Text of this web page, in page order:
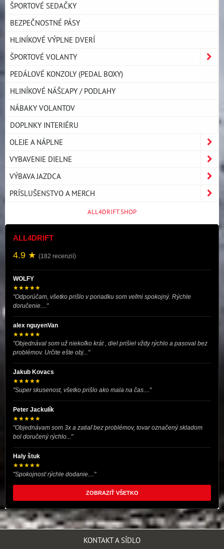
ŠPORTOVÉ SEDAČKY
BEZPEČNOSTNÉ PÁSY
HLINÍKOVÉ VÝPLNE DVERÍ
ŠPORTOVÉ VOLANTY
PEDÁLOVÉ KONZOLY (PEDAL BOXY)
HLINÍKOVÉ NÁŠĽAPY / PODLAHY
NÁBAKY VOLANTOV
DOPLNKY INTERIÉRU
OLEJE A NÁPLNE
VYBAVENIE DIELNE
VÝBAVA JAZDCA
PRÍSLUŠENSTVO A MERCH
ALL4DRIFT.SHOP
ALL4DRIFT
4.9 ★ (182 recenzií)
WOLFY
★★★★★
"Odporúčam, všetko prišlo v poriadku som veľmi spokojný. Rýchle
doručenie...."
alex nguyenVan
★★★★★
"Objednával som už niekoľko krát , diel prišiel vždy rýchlo a pasoval bez
problémov. Určite ešte obj..."
Jakub Kovacs
★★★★★
"Super skusenost, všetko prišlo ako mala na čas...."
Peter Jackulík
★★★★★
"Objednávam som 3x a zatiaľ bez problémov, tovar označený skladom
bol doručený rýchlo..."
Haly štuk
★★★★★
"Spokojnosť rýchle dodanie...."
ZOBRAZIŤ VŠETKO
KONTAKT A SÍDLO